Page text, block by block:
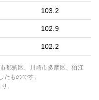
103.2
102.9
102.2
都筑区、川崎市多摩区、狛江
たものです。
。